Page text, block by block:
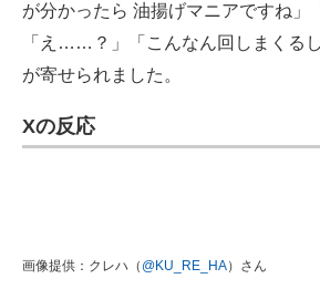
が分かったら 油揚げマニアですね」
「え……？」「こんなん回しまくる
が寄せられました。
Xの反応
画像提供：クレハ（ @KU_RE_HA）さん